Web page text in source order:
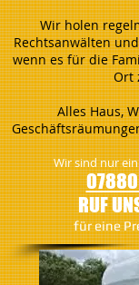
Wir holen
Rechtsanwälten
wenn es für die
Ort
Alles Haus,
Wir sind nur
RUF
​für eine